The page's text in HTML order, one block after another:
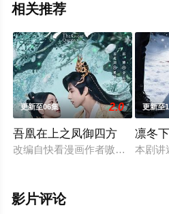
相关推荐
更新至06集 2.0
吾凰在上之凤御四方
改编自快看漫画作者嗷小泽的独
更新至
凛冬
本剧讲
影片评论